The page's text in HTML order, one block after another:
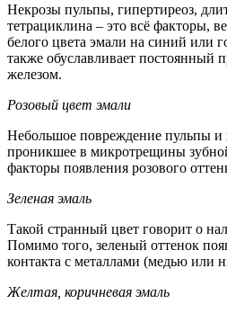
Некрозы пульпы, гипертиреоз,
тетрациклина – это всё факторы,
белого цвета эмали на синий или
также обуславливает
железом.
Розовый цвет эмали
Небольшое повреждение пульпы и
проникшее в микротрещины
факторы появления розового
Зеленая эмаль
Такой странный цвет говорит о
Помимо того, зеленый оттенок
контакта с металлами (медью или
Желтая, коричневая эмаль